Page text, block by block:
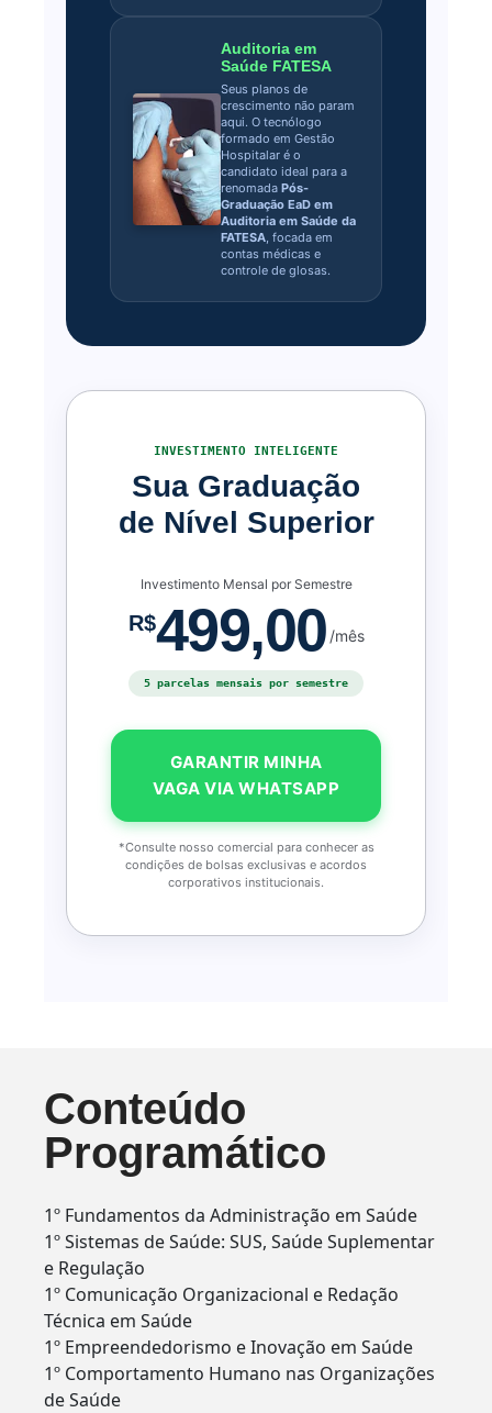
Auditoria em
Saúde FATESA
Seus planos de
crescimento não param
aqui. O tecnólogo
formado em Gestão
Hospitalar é o
candidato ideal para a
renomadaPós-
Graduação EaD em
Auditoria em Saúde da
FATESA, focada em
contas médicas e
controle de glosas.
INVESTIMENTO INTELIGENTE
Sua Graduação
de Nível Superior
Investimento Mensal por Semestre
R$499,00 /mês
5 parcelas mensais por semestre
GARANTIR MINHA
VAGA VIA WHATSAPP
*Consulte nosso comercial para conhecer as
condições de bolsas exclusivas e acordos
corporativos institucionais.
Conteúdo
Programático
1º Fundamentos da Administração em Saúde
1º Sistemas de Saúde: SUS, Saúde Suplementar
e Regulação
1º Comunicação Organizacional e Redação
Técnica em Saúde
1º Empreendedorismo e Inovação em Saúde
1º Comportamento Humano nas Organizações
de Saúde